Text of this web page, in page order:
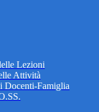
Lezioni
Attività
Docenti-Famiglia